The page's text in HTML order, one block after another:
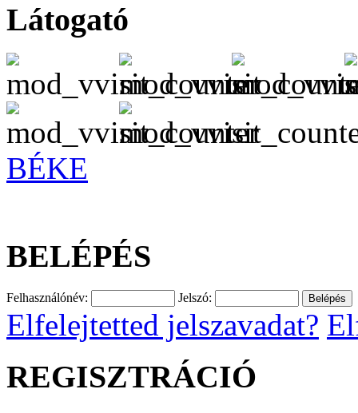
Látogató
BÉKE
BELÉPÉS
Felhasználónév: Jelszó:
Elfelejtetted jelszavadat?
REGISZTRÁCIÓ